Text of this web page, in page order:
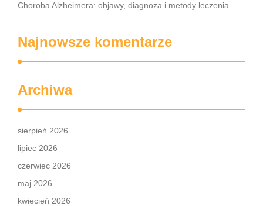
Choroba Alzheimera: objawy, diagnoza i metody leczenia
Najnowsze komentarze
Archiwa
sierpień 2026
lipiec 2026
czerwiec 2026
maj 2026
kwiecień 2026